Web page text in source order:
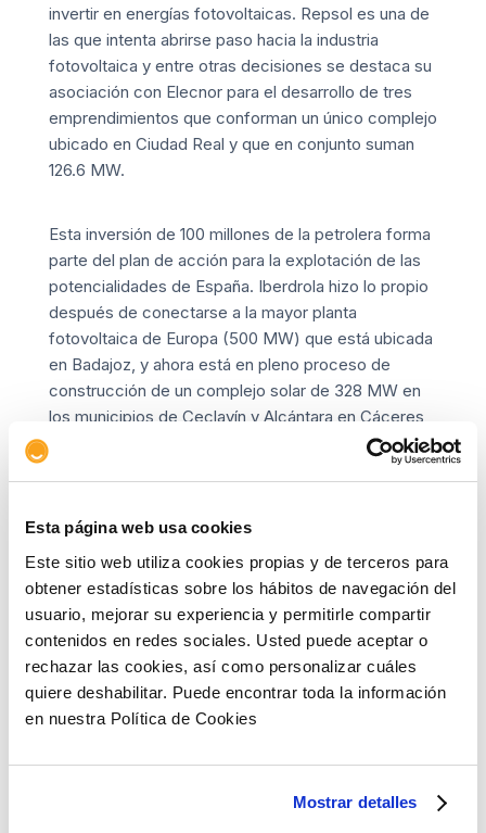
Esta página web usa cookies
Este sitio web utiliza cookies propias y de terceros para
obtener estadísticas sobre los hábitos de navegación del
usuario, mejorar su experiencia y permitirle compartir
contenidos en redes sociales. Usted puede aceptar o
rechazar las cookies, así como personalizar cuáles
quiere deshabilitar. Puede encontrar toda la información
en nuestra Política de Cookies
Mostrar detalles
invertir en energías fotovoltaicas. Repsol es una de
las que intenta abrirse paso hacia la industria
fotovoltaica y entre otras decisiones se destaca su
asociación con Elecnor para el desarrollo de tres
emprendimientos que conforman un único complejo
ubicado en Ciudad Real y que en conjunto suman
126.6 MW.
Esta inversión de 100 millones de la petrolera forma
parte del plan de acción para la explotación de las
potencialidades de España. Iberdrola hizo lo propio
después de conectarse a la mayor planta
fotovoltaica de Europa (500 MW) que está ubicada
en Badajoz, y ahora está en pleno proceso de
construcción de un complejo solar de 328 MW en
los municipios de Ceclavín y Alcántara en Cáceres,
que suponen una inversión de 250 millones.
el centro de la estrategia renovable de la compañía
presidida por Ignacio Galán, que estima la
instalación de más de 2.000 MW fotovoltaicos a
2022. Los complejos previamente señalados son la
punta de su operación en suelo español, pero
también la empresa tiene otros proyectos de este
tipo en tramitación ubicados en Torrecillas de la
Tiesa, Arenales, en la comarca de Almaraz y en
Lo anterior no quiere decir que en otras regiones no